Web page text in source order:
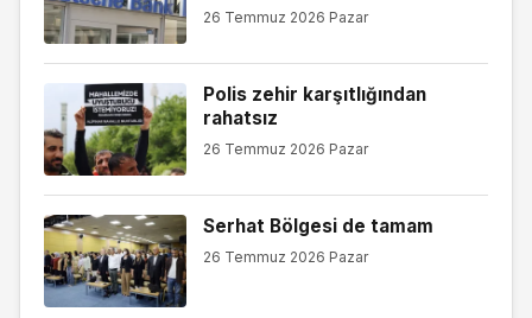
26 Temmuz 2026 Pazar
Polis zehir karşıtlığından
rahatsız
26 Temmuz 2026 Pazar
Serhat Bölgesi de tamam
26 Temmuz 2026 Pazar